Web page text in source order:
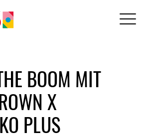
BOOM MIT
X
PLUS